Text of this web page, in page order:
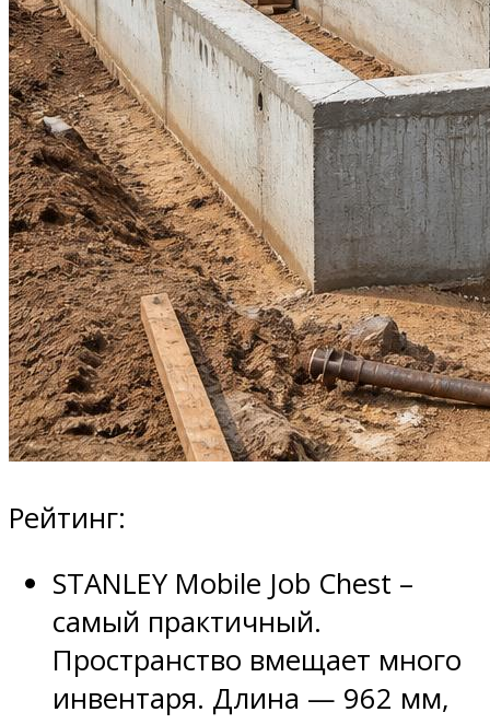
Рейтинг:
STANLEY Mobile Job Chest –
самый практичный.
Пространство вмещает много
инвентаря. Длина — 962 мм,